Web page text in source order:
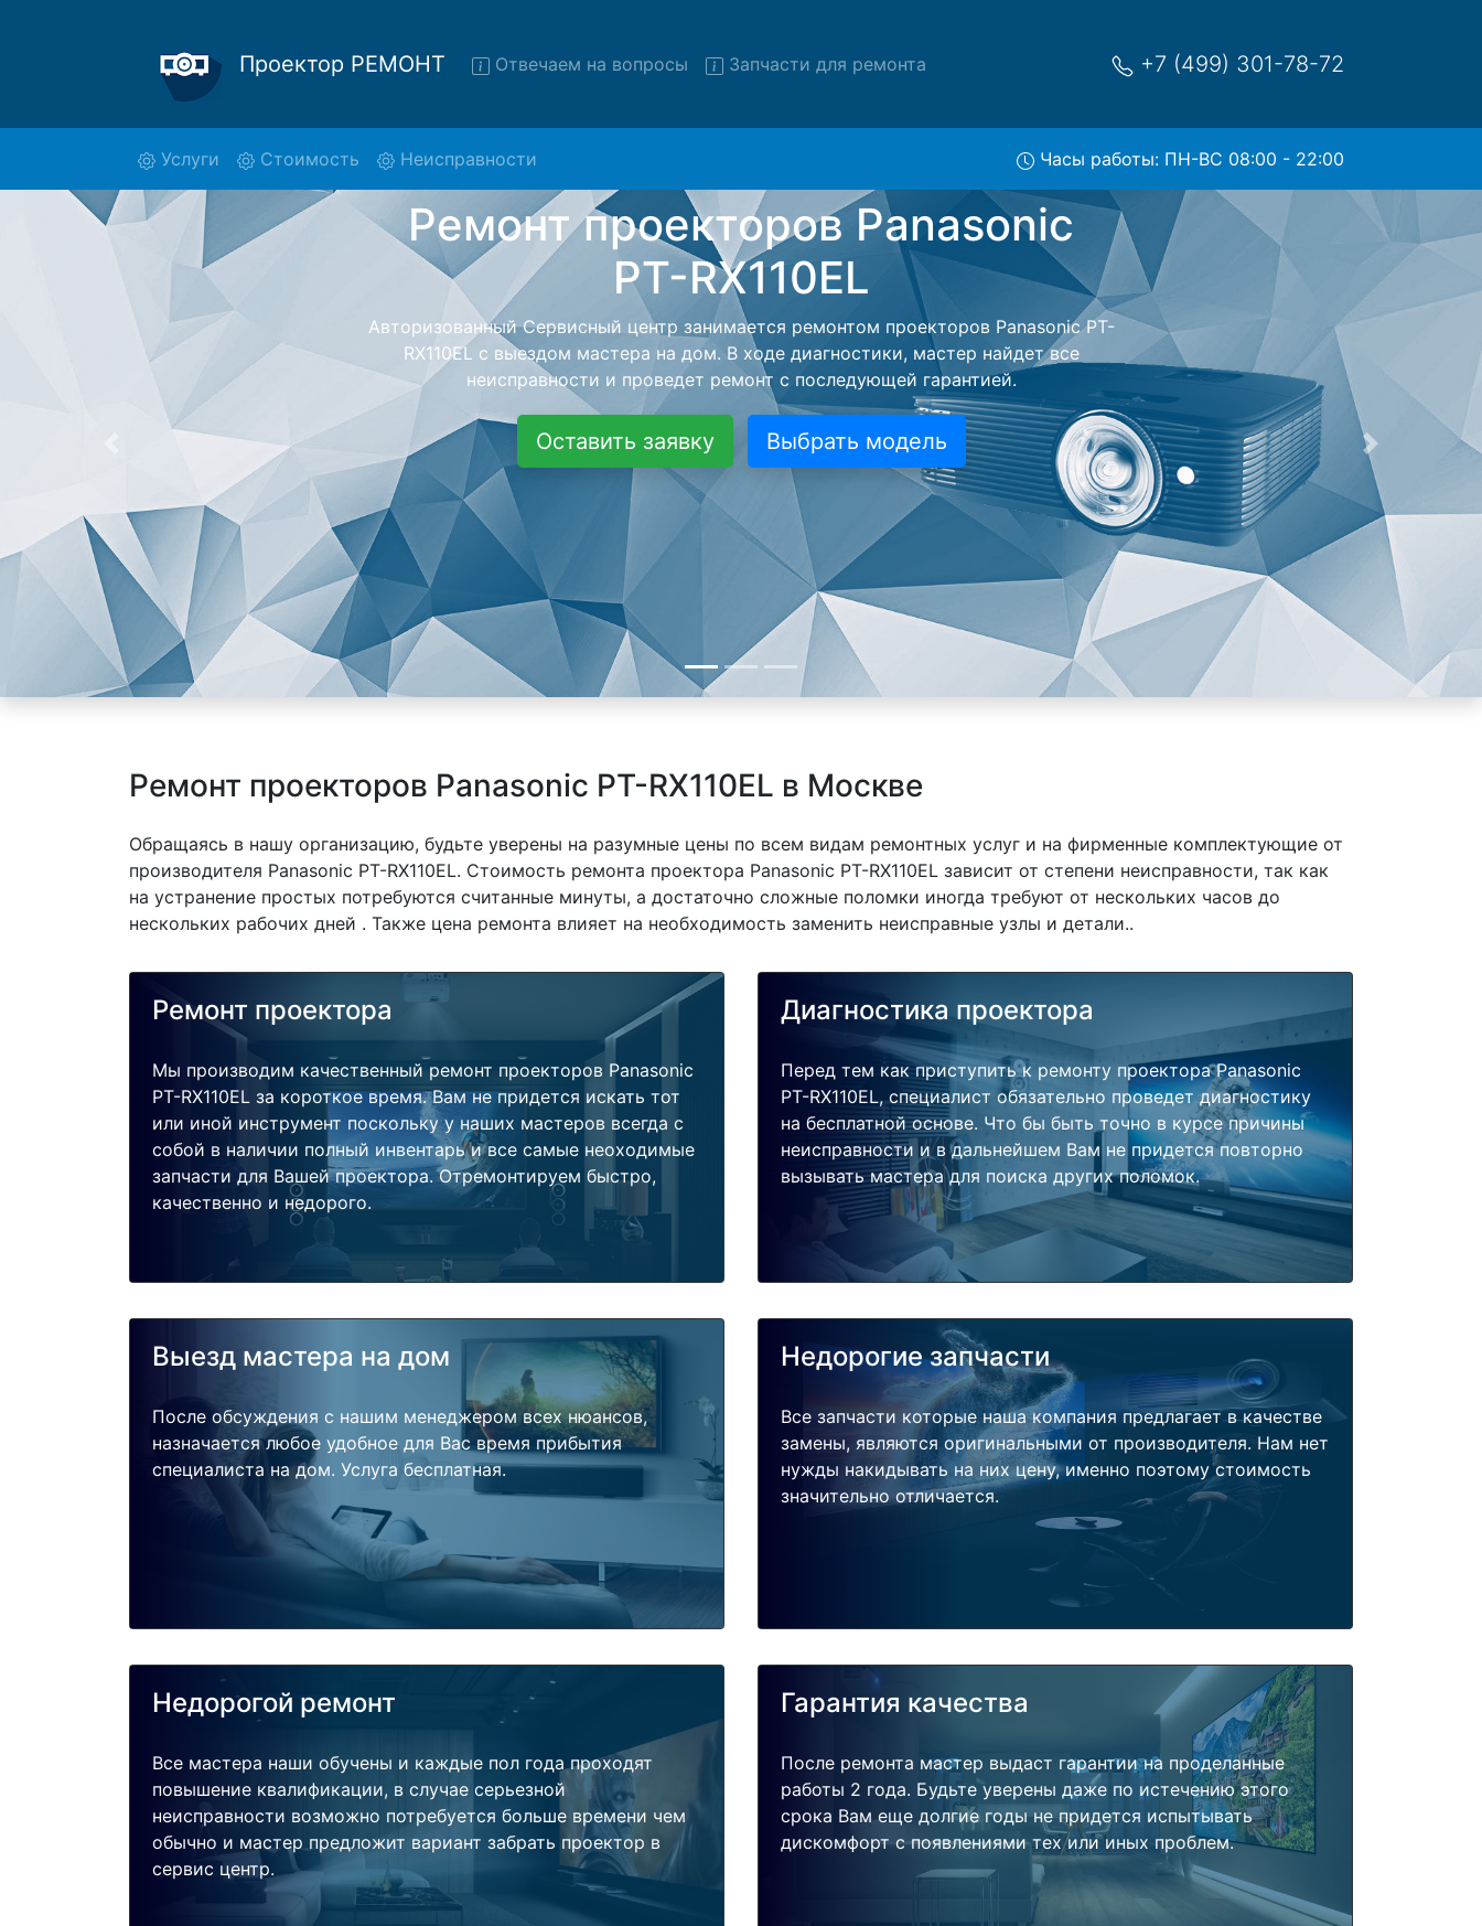
Проектор РЕМОНТ Отвечаем на вопросы Запчасти для ремонта +7 (499) 301-78-72
Услуги (current)Стоимость Неисправности Часы работы: ПН-ВС 08:00 - 22:00
Ремонт проекторов Panasonic PT-RX110EL
с вывозом в сервис
Ремонт проекторов Panasonic PT-RX110EL с вывозом в сервисный центр и обратно -
с помощью нашей бесплатной услуги, специалист заберет Ваш проектор для
дальнейшего более детального ремонта. Оговоренная стоимость ремонта
останется неизменно при возвращении видеотехники обратно.
Оставить заявку Выбрать модель
Следующая
Ремонт проекторов Panasonic PT-RX110EL в Москве
Обращаясь в нашу организацию, будьте уверены на разумные цены по всем видам ремонтных услуг и на фирменные комплектующие от
производителя Panasonic PT-RX110EL. Стоимость ремонта проектора Panasonic PT-RX110EL зависит от степени неисправности, так как
на устранение простых потребуются считанные минуты, а достаточно сложные поломки иногда требуют от нескольких часов до
нескольких рабочих дней . Также цена ремонта влияет на необходимость заменить неисправные узлы и детали..
Ремонт проектора
Мы производим качественный ремонт проекторов Panasonic
PT-RX110EL за короткое время. Вам не придется искать тот
или иной инструмент поскольку у наших мастеров всегда с
собой в наличии полный инвентарь и все самые неоходимые
запчасти для Вашей проектора. Отремонтируем быстро,
качественно и недорого.
Диагностика проектора
Перед тем как приступить к ремонту проектора Panasonic
PT-RX110EL, специалист обязательно проведет диагностику
на бесплатной основе. Что бы быть точно в курсе причины
неисправности и в дальнейшем Вам не придется повторно
вызывать мастера для поиска других поломок.
Выезд мастера на дом
После обсуждения с нашим менеджером всех нюансов,
назначается любое удобное для Вас время прибытия
специалиста на дом. Услуга бесплатная.
Недорогие запчасти
Все запчасти которые наша компания предлагает в качестве
замены, являются оригинальными от производителя. Нам нет
нужды накидывать на них цену, именно поэтому стоимость
значительно отличается.
Недорогой ремонт
Все мастера наши обучены и каждые пол года проходят
повышение квалификации, в случае серьезной
неисправности возможно потребуется больше времени чем
обычно и мастер предложит вариант забрать проектор в
сервис центр.
Гарантия качества
После ремонта мастер выдаст гарантии на проделанные
работы 2 года. Будьте уверены даже по истечению этого
срока Вам еще долгие годы не придется испытывать
дискомфорт с появлениями тех или иных проблем.